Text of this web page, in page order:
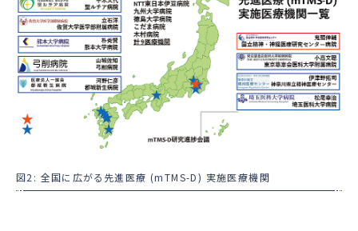
図2: 全国に広がる先進医療 (mTMS-D) 実施医療機関